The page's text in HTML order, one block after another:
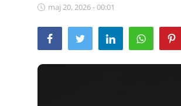
LAJME NGA BOTA
SHOWBIZ
maj 20, 2026 - 00:01